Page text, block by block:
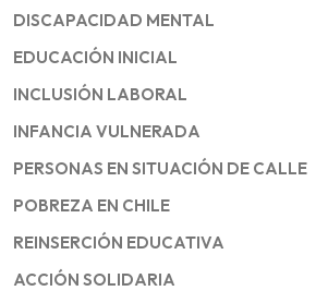
DISCAPACIDAD MENTAL
EDUCACIÓN INICIAL
INCLUSIÓN LABORAL
INFANCIA VULNERADA
PERSONAS EN SITUACIÓN DE CALLE
POBREZA EN CHILE
REINSERCIÓN EDUCATIVA
ACCIÓN SOLIDARIA